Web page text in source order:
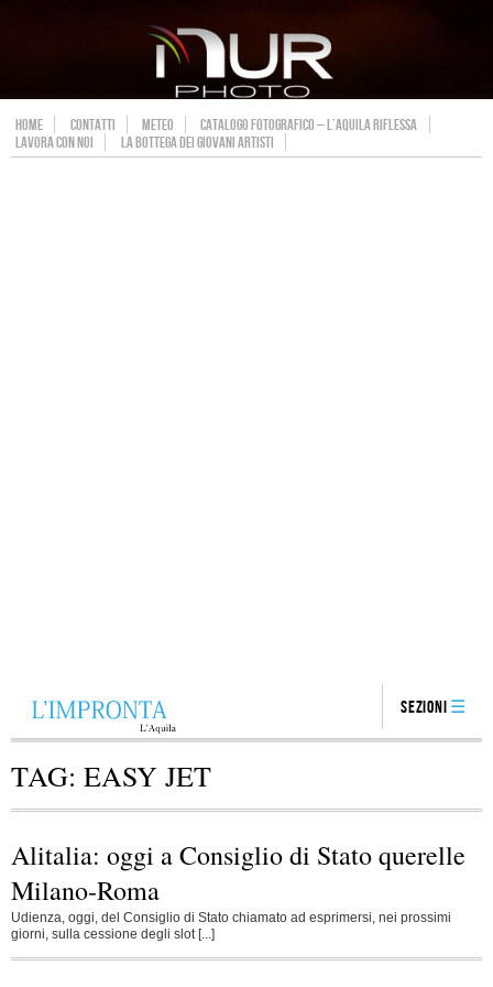
HOME CONTATTI METEO
CATALOGO FOTOGRAFICO – L’AQUILA RIFLESSA
LAVORA CON NOI
LA BOTTEGA DEI GIOVANI ARTISTI
Sezioni
TAG: EASY JET
Alitalia: oggi a Consiglio di Stato querelle
Milano-Roma
Udienza, oggi, del Consiglio di Stato chiamato ad esprimersi, nei prossimi
giorni, sulla cessione degli slot [...]